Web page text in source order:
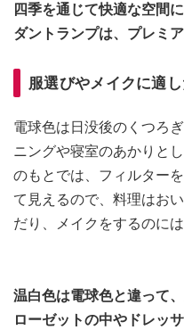
四季を通じて快適な空間
ダントランプは、プレミ
服選びやメイクに適
電球色は日没後のくつろ
ニングや寝室のあかりと
のもとでは、フィルター
て見えるので、料理はお
だり、メイクをするのには
温白色は電球色と違って
ローゼットの中やドレッ